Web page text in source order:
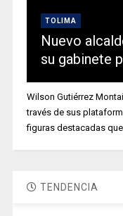
TOLIMA
Nuevo
su gabinete
Wilson Gutiérrez
través de sus
figuras destacadas que
TENDENCIA